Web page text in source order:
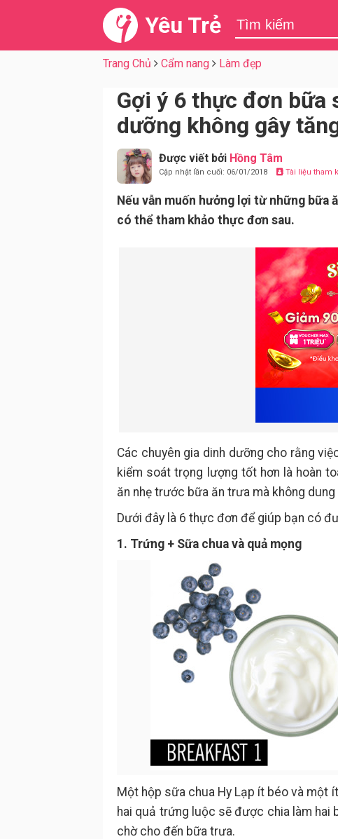
Yêu Trẻ
Trang Chủ Cẩm nang Làm đẹp
Gợi ý 6 thực đơn bữa
dưỡng không gây
Được viết bởi Hồng Tâm
Cập nhật lần cuối: 06/01/2018 Tài liệu tham
Nếu vẫn muốn hưởng lợi từ những bữa
có thể tham khảo thực đơn sau.
Các chuyên gia dinh dưỡng cho rằng
kiểm soát trọng lượng tốt hơn là hoàn
ăn nhẹ trước bữa ăn trưa mà không
Dưới đây là 6 thực đơn để giúp bạn có
1. Trứng + Sữa chua và quả mọng
Một hộp sữa chua Hy Lạp ít béo và một
hai quả trứng luộc sẽ được chia làm hai
chờ cho đến bữa trưa.